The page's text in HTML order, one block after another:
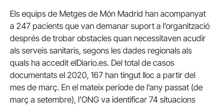
Els equips de Metges de Món Madrid han acompanyat
a 247 pacients que van demanar suport a l’organització
després de trobar obstacles quan necessitaven acudir
als serveis sanitaris, segons les dades regionals als
quals ha accedit elDiario.es. Del total de casos
documentats el 2020, 167 han tingut lloc a partir del
mes de març. En el mateix període de l’any passat (de
març a setembre), l’ONG va identificar 74 situacions